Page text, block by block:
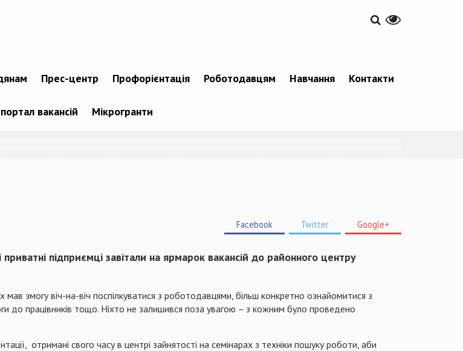
Прес-центр Профорієнтація Роботодавцям Навчання Контакти
вакансій Мікрогранти
Facebook Twitter Google+
підприємці завітали на ярмарок вакансій до районного центру
змогу віч-на-віч поспілкуватися з роботодавцями, більш конкретно ознайомитися з
до працівників тощо. Ніхто не залишився поза увагою – з кожним було проведено
отримані свого часу в центрі зайнятості на семінарах з техніки пошуку роботи, аби